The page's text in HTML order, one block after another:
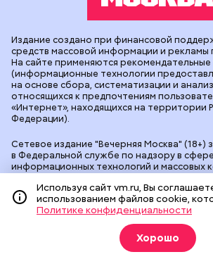
Сетевое издание "Вечерняя Москва" (18+)
в Федеральной службе по надзору в сфере
информационных технологий и массовых
90524 от 09.12.2025. Учредитель: АО
"Вечерняя Москва". Главный редактор
Геннадьевич Глуходедов. Адрес редакции:
Бумажный пр-д, д. 14, стр. 2. Телефон:
. Почта для связи с
Издание создано при финансовой
средств массовой информации и рекламы
На сайте применяются рекомендательные
(информационные технологии
на основе сбора, систематизации и
относящихся к предпочтениям
«Интернет», находящихся на территории
Федерации).
Используя сайт vm.ru, Вы
использованием файлов cookie,
Политике конфиденциальности
Хорошо